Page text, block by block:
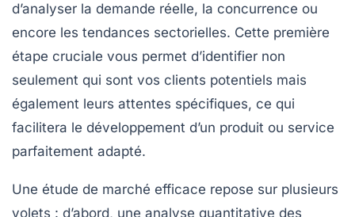
d’analyser la demande réelle, la concurrence ou
encore les tendances sectorielles. Cette première
étape cruciale vous permet d’identifier non
seulement qui sont vos clients potentiels mais
également leurs attentes spécifiques, ce qui
facilitera le développement d’un produit ou service
parfaitement adapté.
Une étude de marché efficace repose sur plusieurs
volets : d’abord, une analyse quantitative des